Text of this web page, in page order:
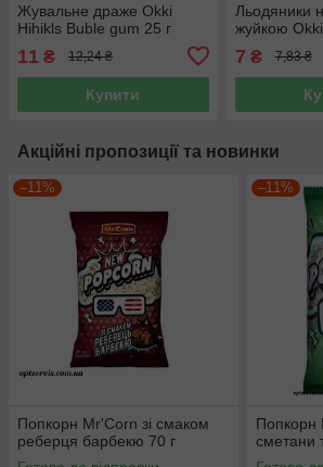
Жувальне драже Okki
Hihikls Buble gum 25 г
11 ₴ 12,24 ₴
Купити
Льодяники
жуйкою
7 ₴ 7,83 ₴
Акційні пропозиції та новинки
–11%
Попкорн Mr'Corn зі смаком
реберця барбекю 70 г
–11%
Попкорн
сметани